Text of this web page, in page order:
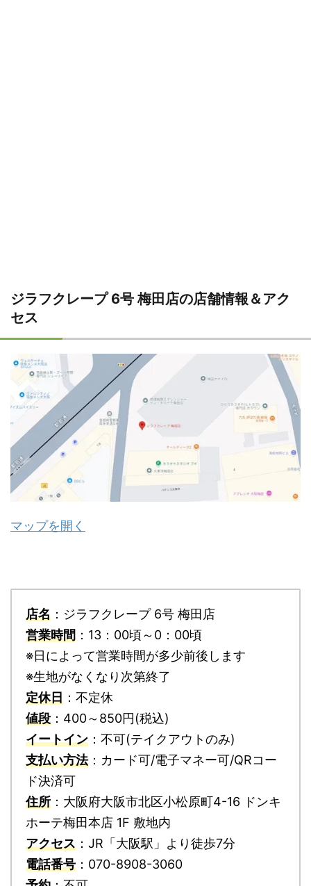
ジラフクレープ 6号 梅田店の店舗情報＆アク
セス
マップを開く
店名 ：ジラフクレープ 6号 梅田店
営業時間 ：13：00頃～0：00頃
※日によって営業時間が多少前後します
※生地がなくなり次第終了
定休日 ：不定休
値段 ：400～850円(税込)
イートイン ：不可(テイクアウトのみ)
支払い方法：カード可/電子マネー可/QRコー
ド決済可
住所 ：大阪府大阪市北区小松原町4-16 ドンキ
ホーテ梅田本店 1F 敷地内
アクセス ：JR「大阪駅」より徒歩7分
電話番号 ：070-8908-3060